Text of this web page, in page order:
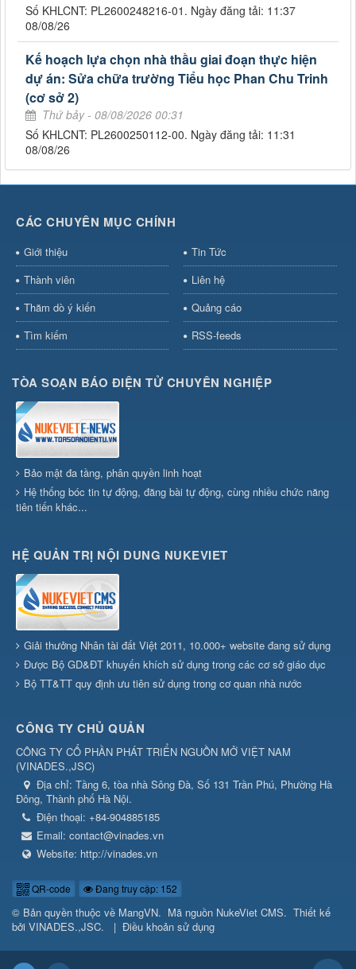
Số KHLCNT: PL2600248216-01. Ngày đăng tải: 11:37
08/08/26
Kế hoạch lựa chọn nhà thầu giai đoạn thực hiện
dự án: Sửa chữa trường Tiểu học Phan Chu Trinh
(cơ sở 2)
Thứ bảy - 08/08/2026 00:31
Số KHLCNT: PL2600250112-00. Ngày đăng tải: 11:31
08/08/26
CÁC CHUYÊN MỤC CHÍNH
Giới thiệu
Tin Tức
Thành viên
Liên hệ
Thăm dò ý kiến
Quảng cáo
Tìm kiếm
RSS-feeds
TÒA SOẠN BÁO ĐIỆN TỬ CHUYÊN NGHIỆP
Bảo mật đa tầng, phân quyền linh hoạt
Hệ thống bóc tin tự động, đăng bài tự động, cùng nhiều chức năng
tiên tiến khác...
HỆ QUẢN TRỊ NỘI DUNG NUKEVIET
Giải thưởng Nhân tài đất Việt 2011, 10.000+ website đang sử dụng
Được Bộ GD&ĐT khuyến khích sử dụng trong các cơ sở giáo dục
Bộ TT&TT quy định ưu tiên sử dụng trong cơ quan nhà nước
CÔNG TY CHỦ QUẢN
CÔNG TY CỔ PHẦN PHÁT TRIỂN NGUỒN MỞ VIỆT NAM
(VINADES.,JSC)
Địa chỉ: Tầng 6, tòa nhà Sông Đà, Số 131 Trần Phú, Phường Hà
Đông, Thành phố Hà Nội.
Điện thoại: +84-904885185
Email: contact@vinades.vn
Website: http://vinades.vn
QR-code Đang truy cập: 152
© Bản quyền thuộc về MangVN. Mã nguồn NukeViet CMS. Thiết kế
bởi VINADES.,JSC. | Điều khoản sử dụng